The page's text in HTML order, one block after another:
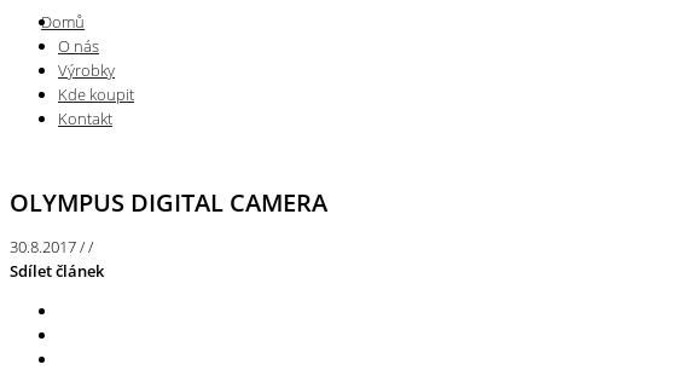
Domů
O nás
Výrobky
Kde koupit
Kontakt
OLYMPUS DIGITAL CAMERA
30.8.2017//
Sdílet článek